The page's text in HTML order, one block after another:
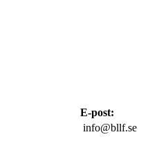
E-post:
info@bllf.se